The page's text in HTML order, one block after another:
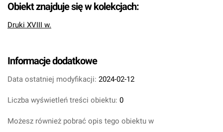
Obiekt znajduje się w kolekcjach:
Druki XVIII w.
Informacje dodatkowe
Data ostatniej modyfikacji: 2024-02-12
Liczba wyświetleń treści obiektu: 0
Możesz również pobrać opis tego obiektu w